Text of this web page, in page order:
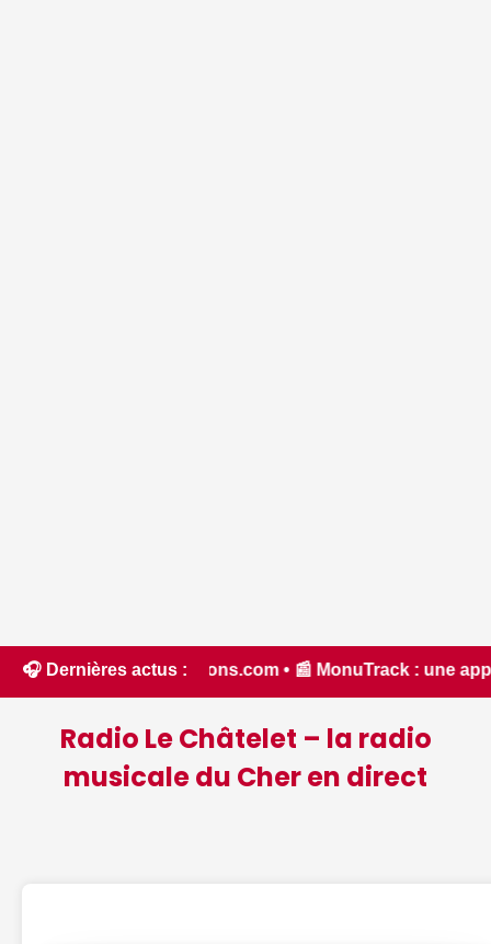
🎧 Dernières actus :• 📰 MonuTrack : une application
Radio Le Châtelet – la radio
musicale du Cher en direct